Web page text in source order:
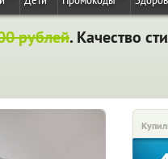
рублей. Качество